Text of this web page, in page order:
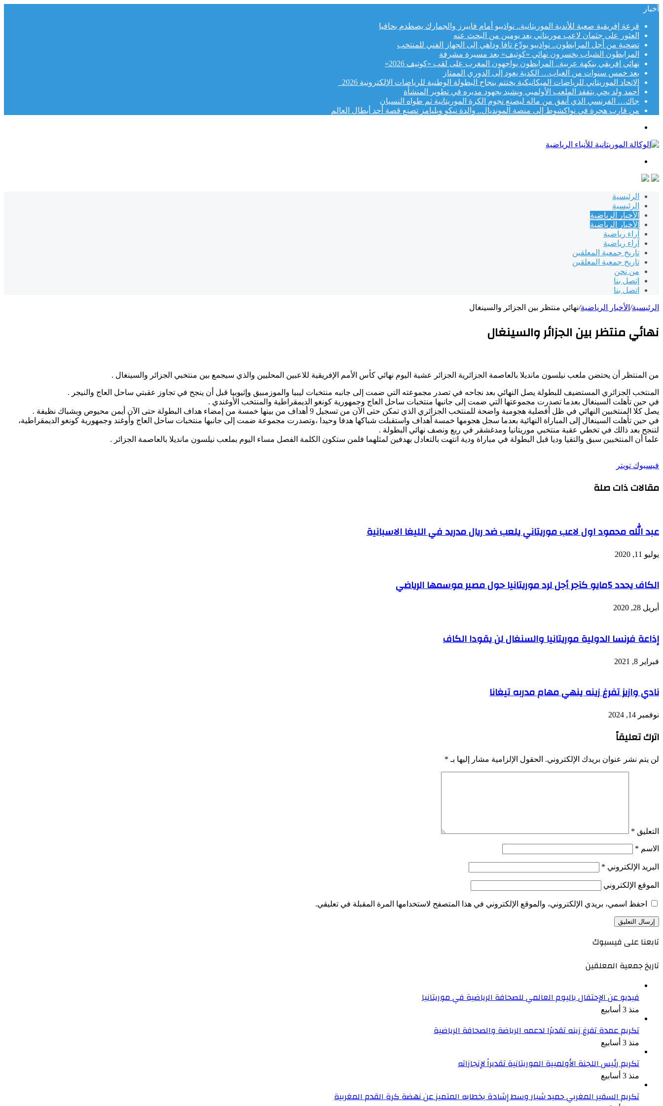
أخبار
قرعة إفريقية صعبة للأندية الموريتانية.. نواذيبو أمام فايبرز والجمارك يصطدم بحافيا
العثور على جثمان لاعب موريتاني بعد يومين من البحث عنه
تضحية من أجل المرابطون.. نواذيبو يودّع تافا وداهي إلى الجهاز الفني للمنتخب
المرابطون الشباب يخسرون نهائي «كوتيف» بعد مسيرة مشرفة
نهائي إفريقي بنكهة عربية.. المرابطون يواجهون المغرب على لقب «كوتيف 2026»
بعد خمس سنوات من الغياب… الكدية يعود إلى الدوري الممتاز
الاتحاد الموريتاني للرياضات الميكانيكية يختتم بنجاح البطولة الوطنية للرياضات الإلكترونية 2026
أحمد ولد يحي يتفقد الملعب الأولمبي ويشيد بجهود مديره في تطوير المنشأة
جاك… الفرنسي الذي أنفق من ماله ليصنع نجوم الكرة الموريتانية ثم طواه النسيان
من قارب هجرة في نواكشوط إلى منصة المونديال.. والدة نيكو ويليامز تصنع قصة أحد أبطال العالم
الرئيسية
الرئيسية
الأخبار الرياضية
الأخبار الرياضية
آراء رياضية
آراء رياضية
تاريخ جمعية المعلقين
تاريخ جمعية المعلقين
من نحن
إتصل بنا
اتصل بنا
الرئيسية/ الأخبار الرياضية/نهائي منتظر بين الجزائر والسينغال
نهائي منتظر بين الجزائر والسينغال
من المنتظر أن يحتضن ملعب نيلسون مانديلا بالعاصمة الجزائرية الجزائر عشية اليوم نهائي كأس الأمم الإفريقية للاعبين المحليين والذي سيجمع بين منتخبي الجزائر والسينغال .
المنتخب الجزائري المستضيف للبطولة يصل النهائي بعد نجاحه في تصدر مجموعته التي ضمت إلى جانبه منتخبات ليبيا والموزمبيق وإثيوبيا قبل أن ينجح في تجاوز عقبتي ساحل العاج والنيجر .
في حين تأهلت السينغال بعدما تصدرت مجموعتها التي ضمت إلى جانبها منتخبات ساحل العاج وجمهورية كونغو الديمقراطية والمنتخب الأوغندي .
يصل كلا المنتخبين النهائي في ظل أفضلية هجومية واضحة للمنتخب الجزائري الذي تمكن حتى الآن من تسجيل 9 أهداف من بينها خمسة من إمضاء هداف البطولة حتى الآن أيمن محيوص وبشباك نظيفة .
في حين تأهلت السينغال إلى المباراة النهائية بعدما سجل هجومها خمسة أهداف واستقبلت شباكها هدفا وحيدا ،وتصدرت مجموعة ضمت إلى جانبها منتخبات ساحل العاج وأوغند وجمهورية كونغو الديمقراطية،
لتنجح بعد ذالك في تخطي عقبة منتخبي موريتانيا ومدغشقر في ربع ونصف نهائي البطولة .
علما أن المنتخبين سبق والتقيا وديا قبل البطولة في مباراة ودية انتهت بالتعادل بهدفين لمثلهما فلمن ستكون الكلمة الفصل مساء اليوم بملعب نيلسون مانديلا بالعاصمة الجزائر .
فيسبوك تويتر
البريد
مقالات ذات صلة
عبد الله محمود اول لاعب موريتاني يلعب ضد ريال مدريد في الليغا الاسبانية
يوليو 11, 2020
الكاف يحدد 5مايو كآجر أجل لرد موريتانيا حول مصير موسمها الرياضي
أبريل 28, 2020
إذاعة فرنسا الدولية موريتانيا والسنغال لن يقودا الكاف
فبراير 8, 2021
نادي وازيز تفرغ زينه ينهي مهام مدربه تيغانا
نوفمبر 14, 2024
اترك تعليقاً
لن يتم نشر عنوان بريدك الإلكتروني. الحقول الإلزامية مشار إليها بـ *
التعليق *
الاسم *
البريد الإلكتروني *
الموقع الإلكتروني
احفظ اسمي، بريدي الإلكتروني، والموقع الإلكتروني في هذا المتصفح لاستخدامها المرة المقبلة في تعليقي.
تابعنا على فيسبوك
تاريخ جمعية المعلقين
فيديو عن الإحتفال باليوم العالمي للصحافة الرياضية في موريتانيا
منذ 3 أسابيع
تكريم عمدة تفرغ زينه تقديرًا لدعمه الرياضة والصحافة الرياضية
منذ 3 أسابيع
تكريم رئيس اللجنة الأولمبية الموريتانية تقديراً لإنجازاته
منذ 3 أسابيع
تكريم السفير المغربي حميد شبار وسط إشادة بخطابه المتميز عن نهضة كرة القدم المغربية